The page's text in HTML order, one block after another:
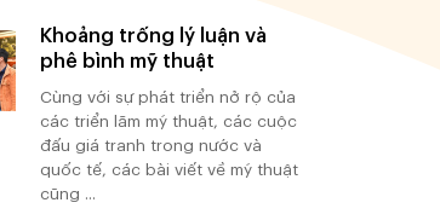
Khoảng trống lý luận và
phê bình mỹ thuật
Cùng với sự phát triển nở rộ của
các triển lãm mỹ thuật, các cuộc
đấu giá tranh trong nước và
quốc tế, các bài viết về mỹ thuật
cũng ...